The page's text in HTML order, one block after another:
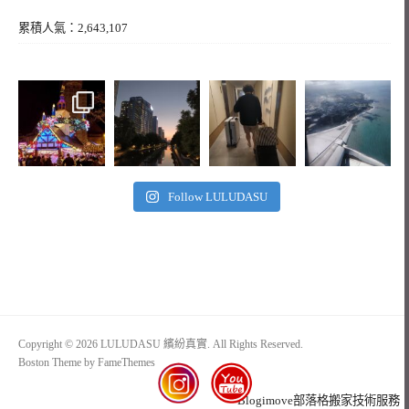
累積人氣：2,643,107
Follow LULUDASU
Copyright © 2026 LULUDASU 繽紛真實. All Rights Reserved.
Boston Theme by FameThemes
Blogimove部落格搬家技術服務